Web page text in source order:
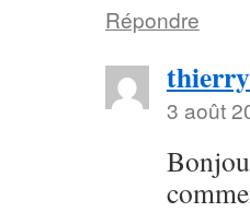
Répondre
thierry
3 août